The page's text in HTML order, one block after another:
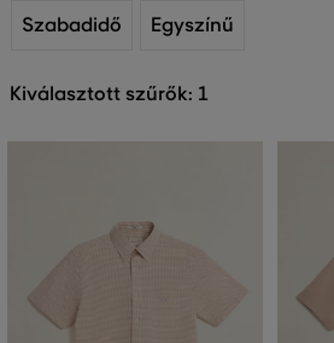
Szabadidő Egyszínű
Kiválasztott szűrők: 1